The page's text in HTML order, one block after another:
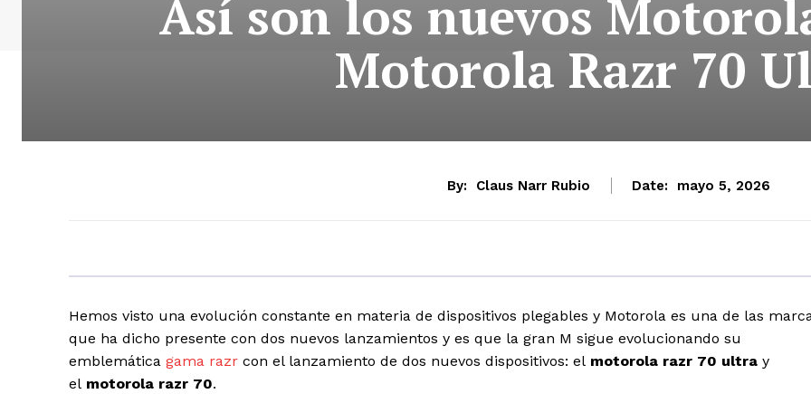
Así son los nuevos
Motorola Razr 70
By: Claus Narr Rubio Date: mayo 5, 2026
Hemos visto una evolución constante en materia de dispositivos plegables y Motorola es una de las
que ha dicho presente con dos nuevos lanzamientos y es que la gran M sigue evolucionando su
emblemática gama razr con el lanzamiento de dos nuevos dispositivos: el motorola razr 70 ultra y
el motorola razr 70.